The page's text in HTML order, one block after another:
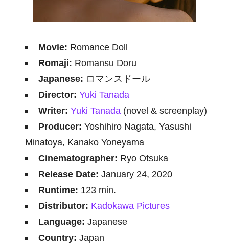
Movie: Romance Doll
Romaji: Romansu Doru
Japanese: ロマンスドール
Director: Yuki Tanada
Writer: Yuki Tanada (novel & screenplay)
Producer: Yoshihiro Nagata, Yasushi
Minatoya, Kanako Yoneyama
Cinematographer: Ryo Otsuka
Release Date: January 24, 2020
Runtime: 123 min.
Distributor: Kadokawa Pictures
Language: Japanese
Country: Japan